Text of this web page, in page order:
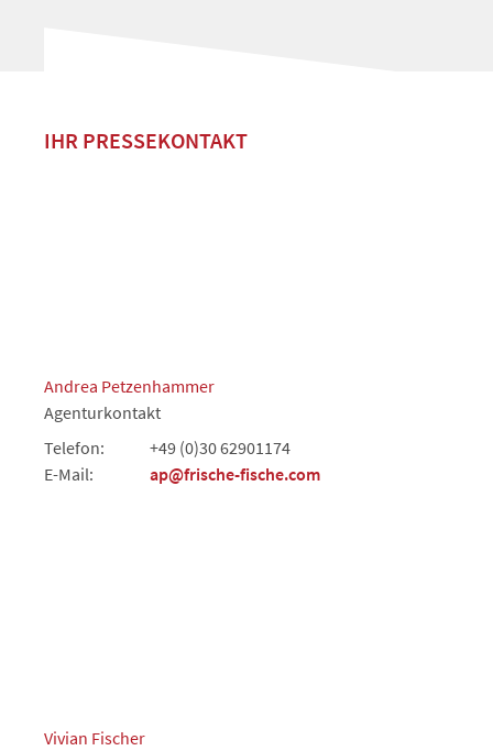
IHR PRESSEKONTAKT
Andrea Petzenhammer
Agenturkontakt
Telefon:
+49 (0)30 62901174
E-Mail:
ap@frische-fische.com
Vivian Fischer